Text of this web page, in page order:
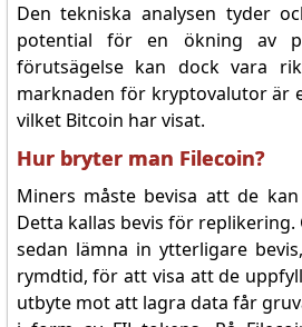
Den tekniska analysen tyder
potential för en ökning av
förutsägelse kan dock vara
marknaden för kryptovalutor är
vilket Bitcoin har visat.
Hur bryter man Filecoin?
Miners måste bevisa att de
Detta kallas bevis för
sedan lämna in ytterligare
rymdtid, för att visa att de
utbyte mot att lagra data får